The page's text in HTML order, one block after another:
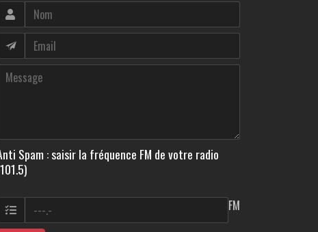
Spam : saisir la fréquence FM de votre radio
FM